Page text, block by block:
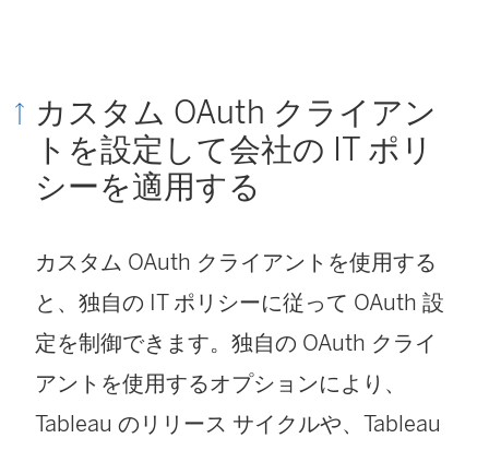
カスタム OAuth クライアン
トを設定して会社の IT ポリ
シーを適用する
カスタム OAuth クライアントを使用する
と、独自の IT ポリシーに従って OAuth 設
定を制御できます。独自の OAuth クライ
アントを使用するオプションにより、
Tableau のリリース サイクルや、Tableau